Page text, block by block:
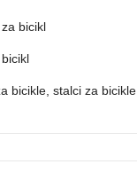
bicikl
bicikle, stalci za bicikle